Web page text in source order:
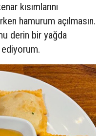
kısımlarını
hamurum açılmasın.
derin bir yağda